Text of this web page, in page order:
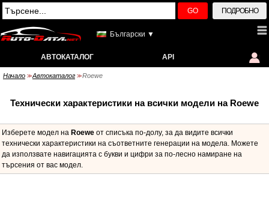
GO ПОДРОБНО
Български ▼
АВТОКАТАЛОГ API
Начало >> Автокаталог >> Roewe
Технически характеристики на всички модели на Roewe
Изберете модел на Roewe от списъка по-долу, за да видите всички
технически характеристики на съответните генерации на модела. Можете
да използвате навигацията с букви и цифри за по-лесно намиране на
търсения от вас модел.